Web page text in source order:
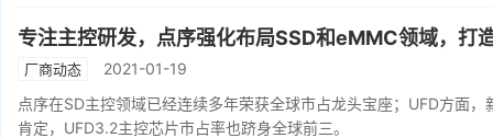
专注主控研发，点序强化布局SSD和eMMC领域，打
厂商动态
2021-01-19
点序在SD主控领域已经连续多年荣获全球市占龙头宝座；UFD方面
肯定，UFD3.2主控芯片市占率也跻身全球前三。